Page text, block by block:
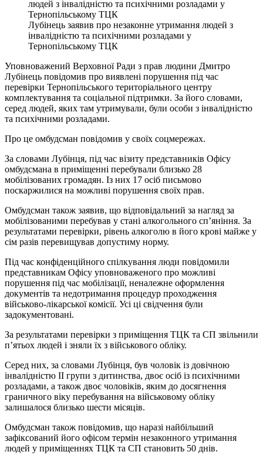
Лубінець заявив про незаконне утримання людей з
інвалідністю та психічними розладами у
Тернопільському ТЦК
Уповноважений Верховної Ради з прав людини Дмитро
Лубінець повідомив про виявлені порушення під час
перевірки Тернопільського територіального центру
комплектування та соціальної підтримки. За його словами,
серед людей, яких там утримували, були особи з інвалідністю
та психічними розладами.
Про це омбудсман повідомив у своїх соцмережах.
За словами Лубінця, під час візиту представників Офісу
омбудсмана в приміщенні перебували близько 28
мобілізованих громадян. Із них 17 осіб письмово
поскаржилися на можливі порушення своїх прав.
Омбудсман також заявив, що відповідальний за нагляд за
мобілізованими перебував у стані алкогольного сп’яніння. За
результатами перевірки, рівень алкоголю в його крові майже у
сім разів перевищував допустиму норму.
Під час конфіденційного спілкування люди повідомили
представникам Офісу уповноваженого про можливі
порушення під час мобілізації, неналежне оформлення
документів та недотримання процедур проходження
військово-лікарської комісії. Усі ці свідчення були
задокументовані.
За результатами перевірки з приміщення ТЦК та СП звільнили
п’ятьох людей і зняли їх з військового обліку.
Серед них, за словами Лубінця, був чоловік із довічною
інвалідністю II групи з дитинства, двоє осіб із психічними
розладами, а також двоє чоловіків, яким до досягнення
граничного віку перебування на військовому обліку
залишалося близько шести місяців.
Омбудсман також повідомив, що наразі найбільший
зафіксований його офісом термін незаконного утримання
людей у приміщеннях ТЦК та СП становить 50 днів.